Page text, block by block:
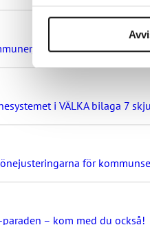
välfärdsområden och
i VÄLKA bilaga 7
för
– kom med du också!